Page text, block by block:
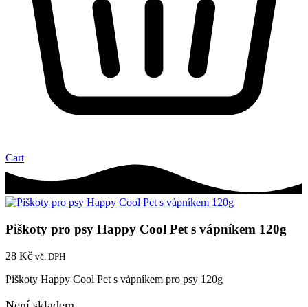
Cart
Piškoty pro psy Happy Cool Pet s vápníkem 120g
28 Kč vč. DPH
Piškoty Happy Cool Pet s vápníkem pro psy 120g